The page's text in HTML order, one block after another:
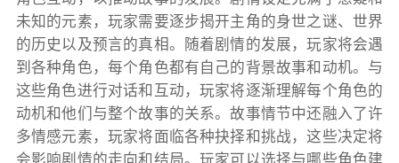
未知的元素，玩家需要逐步揭开主角的身世之谜、世界
的历史以及预言的真相。随着剧情的发展，玩家将会遇
到各种角色，每个角色都有自己的背景故事和动机。与
这些角色进行对话和互动，玩家将逐渐理解每个角色的
动机和他们与整个故事的关系。故事情节中还融入了许
多情感元素，玩家将面临各种抉择和挑战，这些决定将